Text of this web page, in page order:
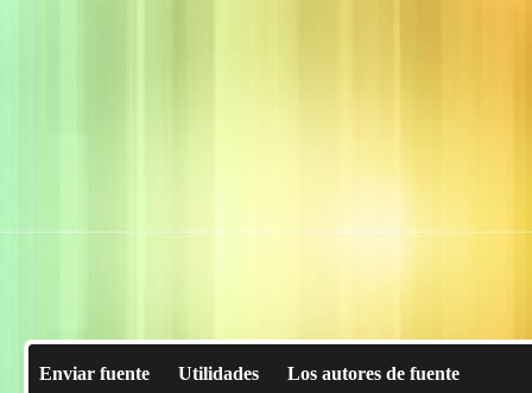
Enviar fuente Utilidades Los autores de fuente